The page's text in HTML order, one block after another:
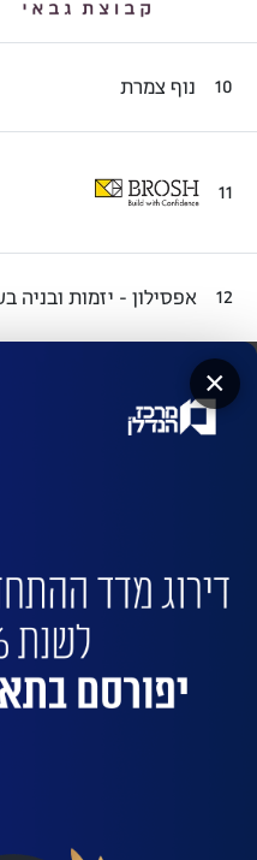
10 נוף צמרת
11
12 אפסילון - יזמות ובניה
השאירו פרטים לביצוע
×